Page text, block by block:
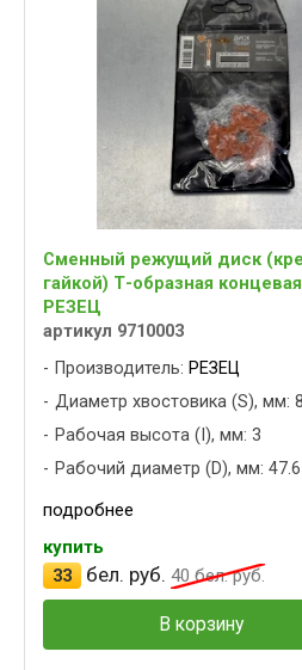
Сменный режущий диск
гайкой) Т-образная
РЕЗЕЦ
артикул 9710003
Производитель: РЕЗЕЦ
Диаметр хвостовика (S), мм: 8
Рабочая высота (I), мм: 3
Рабочий диаметр (D), мм: 47.6
подробнее
купить
33
бел. руб. 40 бел. руб.
В корзину